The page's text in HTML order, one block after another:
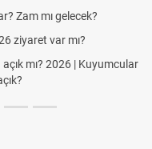
Zam mı gelecek?
ziyaret var mı?
mı? 2026 | Kuyumcular